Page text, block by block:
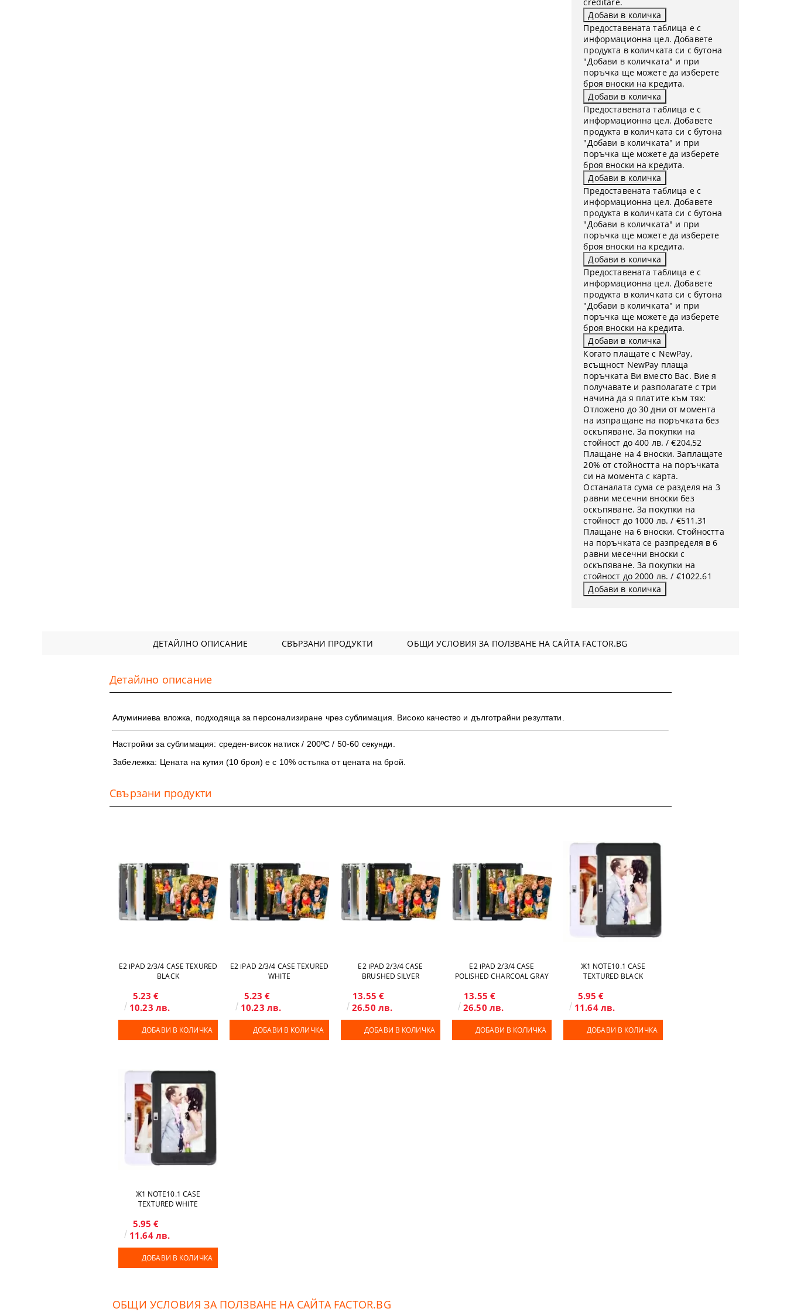
Предоставената таблица е с
информационна цел. Добавете
продукта в количката си с бутона
"Добави в количката" и при
поръчка ще можете да изберете
броя вноски на кредита.
Предоставената таблица е с
информационна цел. Добавете
продукта в количката си с бутона
"Добави в количката" и при
поръчка ще можете да изберете
броя вноски на кредита.
Предоставената таблица е с
информационна цел. Добавете
продукта в количката си с бутона
"Добави в количката" и при
поръчка ще можете да изберете
броя вноски на кредита.
Предоставената таблица е с
информационна цел. Добавете
продукта в количката си с бутона
"Добави в количката" и при
поръчка ще можете да изберете
броя вноски на кредита.
Когато плащате с NewPay,
всъщност NewPay плаща
поръчката Ви вместо Вас. Вие я
получавате и разполагате с три
начина да я платите към тях:
Отложено до 30 дни от момента
на изпращане на поръчката без
оскъпяване. За покупки на
стойност до 400 лв. / €204,52
Плащане на 4 вноски. Заплащате
20% от стойността на поръчката
си на момента с карта.
Останалата сума се разделя на 3
равни месечни вноски без
оскъпяване. За покупки на
стойност до 1000 лв. / €511.31
Плащане на 6 вноски. Стойността
на поръчката се разпределя в 6
равни месечни вноски с
оскъпяване. За покупки на
стойност до 2000 лв. / €1022.61
ДЕТАЙЛНО ОПИСАНИЕ СВЪРЗАНИ ПРОДУКТИ ОБЩИ УСЛОВИЯ ЗА ПОЛЗВАНЕ НА САЙТА FACTOR.BG
Детайлно описание
​Алуминиева вложка, подходяща за персонализиране чрез сублимация. Високо качество и дълготрайни резултати.
Настройки за сублимация: среден-висок натиск / 200ºC / 50-60 секунди.
Забележка: Цената на кутия (10 броя)е с 10% остъпка от цената на брой.
Свързани продукти
Е2 iPAD 2/3/4 CASE TEXURED
BLACK
5.23 €
10.23 лв.
ДОБАВИ В КОЛИЧКА
Е2 iPAD 2/3/4 CASE TEXURED
WHITE
5.23 €
10.23 лв.
ДОБАВИ В КОЛИЧКА
Е2 iPAD 2/3/4 CASE
BRUSHED SILVER
13.55 €
26.50 лв.
ДОБАВИ В КОЛИЧКА
Е2 iPAD 2/3/4 CASE
POLISHED CHARCOAL GRAY
13.55 €
26.50 лв.
ДОБАВИ В КОЛИЧКА
Ж1 NOTE10.1 CASE
TEXTURED BLACK
5.95 €
11.64 лв.
ДОБАВИ В КОЛИЧКА
Ж1 NOTE10.1 CASE
TEXTURED WHITE
5.95 €
11.64 лв.
ДОБАВИ В КОЛИЧКА
ОБЩИ УСЛОВИЯ ЗА ПОЛЗВАНЕ НА САЙТА FACTOR.BG